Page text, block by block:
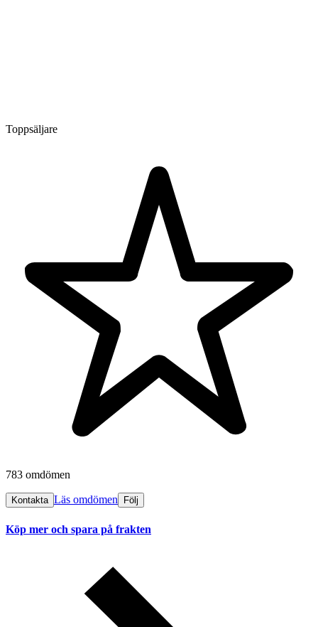
Toppsäljare
783 omdömen
Kontakta Läs omdömen Följ
Köp mer och spara på frakten